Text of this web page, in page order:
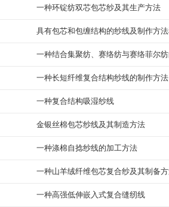
一种环锭纺双芯包芯纱及其生产方法
具有包芯和包缠结构的纱线及制作方
一种结合集聚纺、赛络纺与赛络菲尔
一种长短纤维复合结构纱线的制作方法
一种复合结构吸湿纱线
金银丝棉包芯纱线及其制造方法
一种涤棉自捻纱线的加工方法
一种山羊绒纤维包芯复合纱及其制备
一种高强低伸嵌入式复合缝纫线